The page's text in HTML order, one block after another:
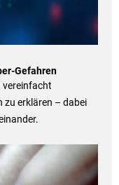
Gefahren
vereinfacht
zu erklären – dabei